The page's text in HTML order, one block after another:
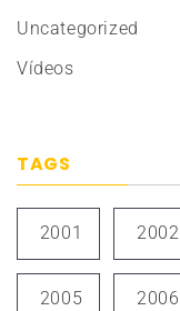
Uncategorized
Vídeos
TAGS
2001 2002
2005 2006